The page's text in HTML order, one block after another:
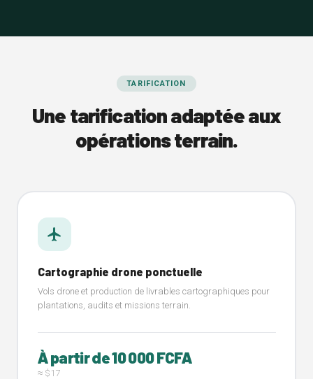
TARIFICATION
Une tarification adaptée aux
opérations terrain.
flight
Cartographie drone ponctuelle
Vols drone et production de livrables cartographiques pour
plantations, audits et missions terrain.
À partir de 10 000 FCFA
≈ $17